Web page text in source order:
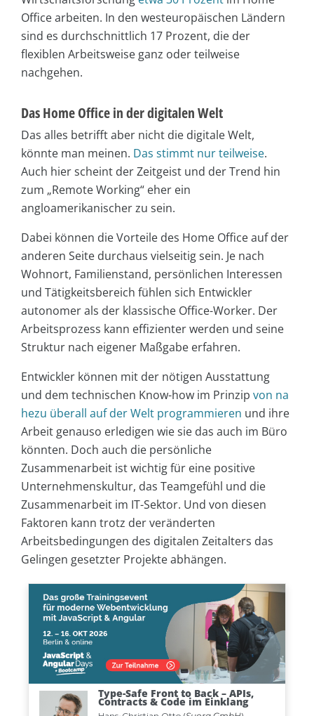
Office arbeiten. In den westeuropäischen Ländern
sind es durchschnittlich 17 Prozent, die der
flexiblen Arbeitsweise ganz oder teilweise
nachgehen.
Das Home Office in der digitalen Welt
Das alles betrifft aber nicht die digitale Welt,
könnte man meinen. Das stimmt nur teilweise.
Auch hier scheint der Zeitgeist und der Trend hin
zum „Remote Working“ eher ein
angloamerikanischer zu sein.
Dabei können die Vorteile des Home Office auf der
anderen Seite durchaus vielseitig sein. Je nach
Wohnort, Familienstand, persönlichen Interessen
und Tätigkeitsbereich fühlen sich Entwickler
autonomer als der klassische Office-Worker. Der
Arbeitsprozess kann effizienter werden und seine
Struktur nach eigener Maßgabe erfahren.
Entwickler können mit der nötigen Ausstattung
und dem technischen Know-how im Prinzip von na
hezu überall auf der Welt programmieren und ihre
Arbeit genauso erledigen wie sie das auch im Büro
könnten. Doch auch die persönliche
Zusammenarbeit ist wichtig für eine positive
Unternehmenskultur, das Teamgefühl und die
Zusammenarbeit im IT-Sektor. Und von diesen
Faktoren kann trotz der veränderten
Arbeitsbedingungen des digitalen Zeitalters das
Gelingen gesetzter Projekte abhängen.